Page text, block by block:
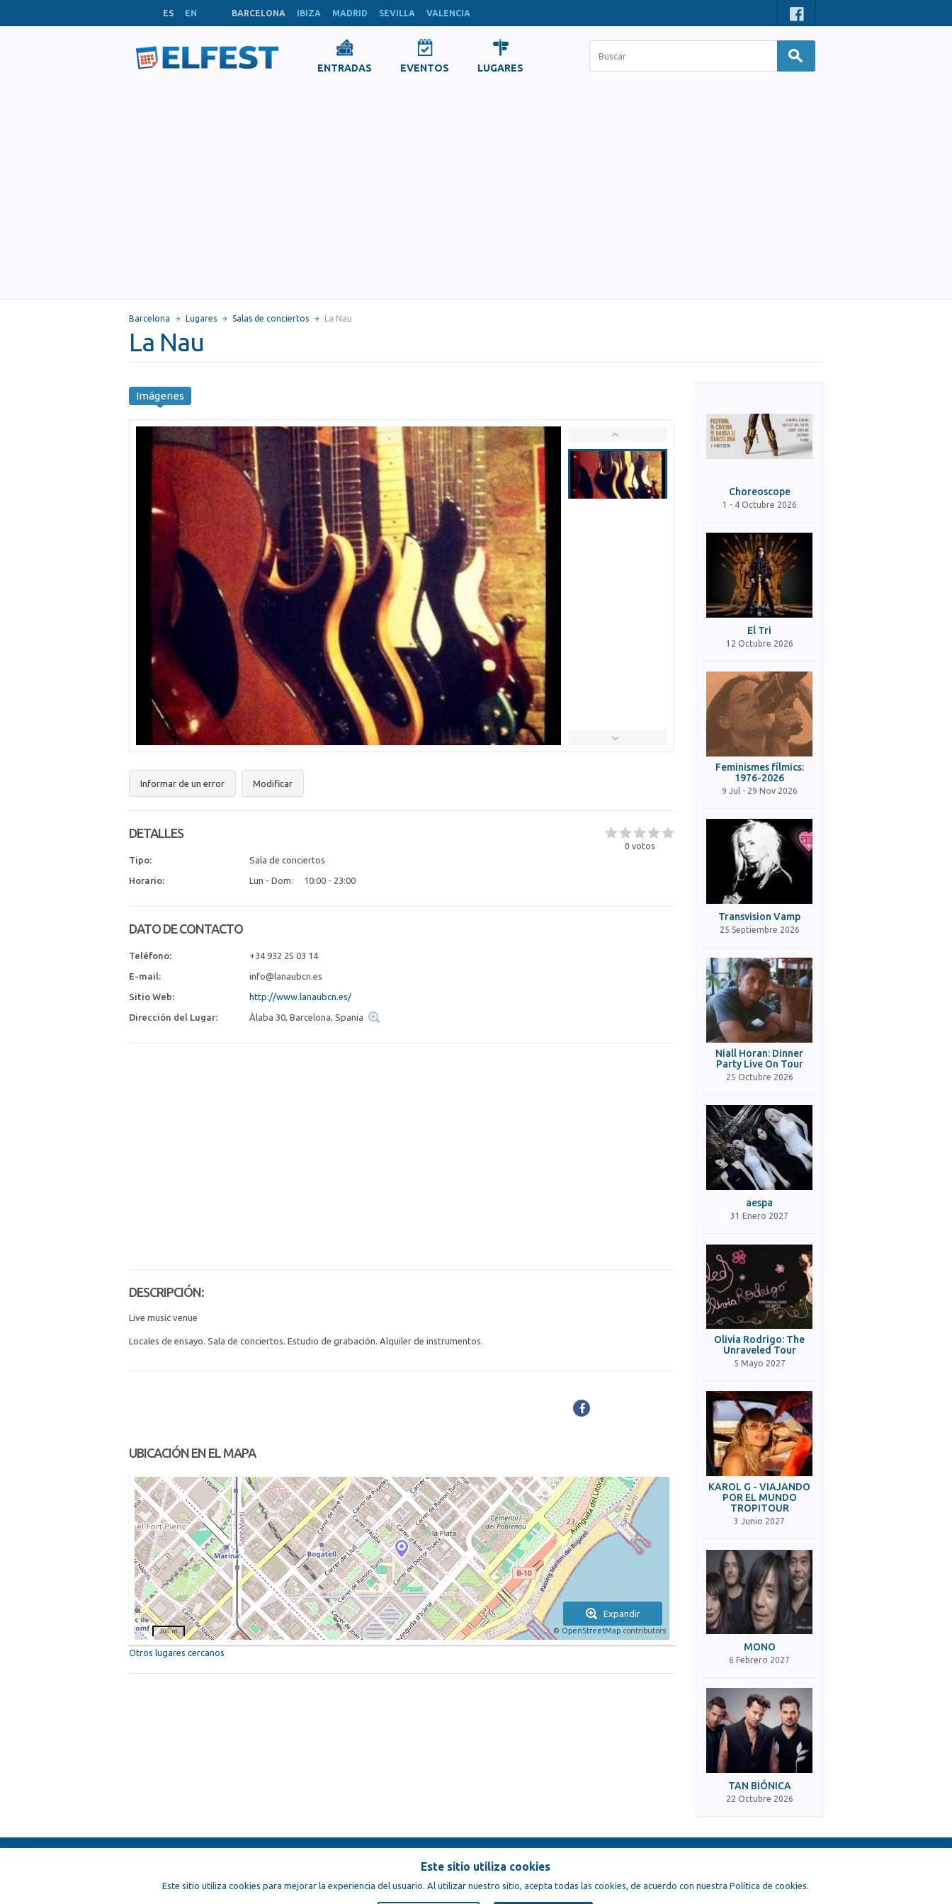
ES EN BARCELONA IBIZA MADRID SEVILLA VALENCIA
ENTRADAS EVENTOS LUGARES
Barcelona Lugares Salas de conciertos La Nau
La Nau
Imágenes
Informar de un error Modificar
0 votos
DETALLES
Tipo: Sala de conciertos
Horario: Lun - Dom: 10:00 - 23:00
DATO DE CONTACTO
Teléfono: +34 932 25 03 14
E-mail: info@lanaubcn.es
Sitio Web: http://www.lanaubcn.es/
Dirección del Lugar: Àlaba 30, Barcelona, Spania
DESCRIPCIÓN:
Live music venue
Locales de ensayo. Sala de conciertos. Estudio de grabación. Alquiler de instrumentos.
UBICACIÓN EN EL MAPA
Expandir
© OpenStreetMap contributors
200 m
Otros lugares cercanos
Choreoscope
1 - 4 Octubre 2026
El Tri
12 Octubre 2026
Feminismes fílmics:
1976-2026
9 Jul - 29 Nov 2026
Transvision Vamp
25 Septiembre 2026
Niall Horan: Dinner
Party Live On Tour
25 Octubre 2026
aespa
31 Enero 2027
Olivia Rodrigo: The
Unraveled Tour
5 Mayo 2027
KAROL G - VIAJANDO
POR EL MUNDO
TROPITOUR
3 Junio 2027
MONO
6 Febrero 2027
TAN BIÓNICA
22 Octubre 2026
Este sitio utiliza cookies
Este sitio utiliza cookies para mejorar la experiencia del usuario. Al utilizar nuestro sitio, acepta todas las cookies, de acuerdo con nuestra Política de cookies.